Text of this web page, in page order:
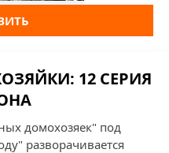
12 СЕРИЯ
домохозяек" под
разворачивается